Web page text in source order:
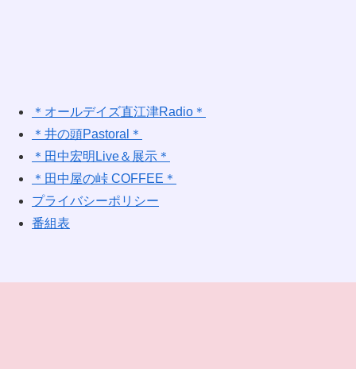
＊オールデイズ直江津Radio＊
＊井の頭Pastoral＊
＊田中宏明Live＆展示＊
＊田中屋の峠 COFFEE＊
プライバシーポリシー
番組表